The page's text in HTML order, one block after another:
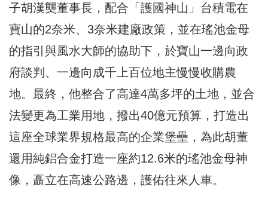
子胡漢龑董事長，配合「護國神山」台積電在
寶山的2奈米、3奈米建廠政策，並在瑤池金母
的指引與風水大師的協助下，於寶山一邊向政
府談判、一邊向成千上百位地主慢慢收購農
地。最終，他整合了高達4萬多坪的土地，並合
法變更為工業用地，撥出40億元預算，打造出
這座全球業界規格最高的企業堡壘，為此胡董
還用純鋁合金打造一座約12.6米的瑤池金母神
像，矗立在高速公路邊，護佑往來人車。